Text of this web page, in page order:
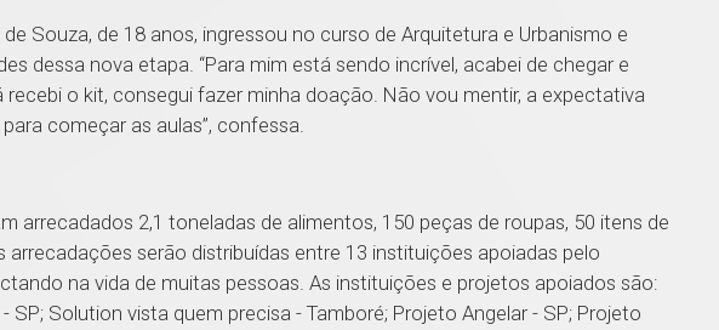
Souza, de 18 anos, ingressou no curso de Arquitetura e Urbanismo e
dessa nova etapa. “Para mim está sendo incrível, acabei de chegar e
o kit, consegui fazer minha doação. Não vou mentir, a expectativa
começar as aulas”, confessa.
arrecadados 2,1 toneladas de alimentos, 150 peças de roupas, 50 itens de
arrecadações serão distribuídas entre 13 instituições apoiadas pelo
na vida de muitas pessoas. As instituições e projetos apoiados são:
SP; Solution vista quem precisa - Tamboré; Projeto Angelar - SP; Projeto